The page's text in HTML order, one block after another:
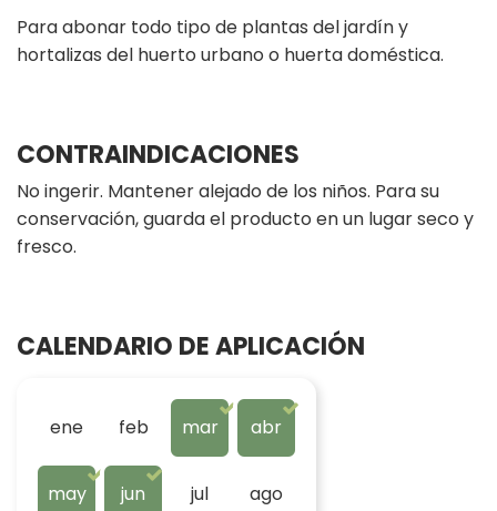
Para abonar todo tipo de plantas del jardín y
hortalizas del huerto urbano o huerta doméstica.
CONTRAINDICACIONES
No ingerir. Mantener alejado de los niños. Para su
conservación, guarda el producto en un lugar seco y
fresco.
CALENDARIO DE APLICACIÓN
ene feb mar abr
may jun jul ago